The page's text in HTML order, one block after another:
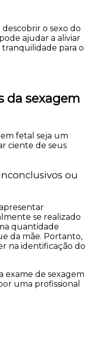
descobrir o sexo do
ajudar a aliviar
tranquilidade para o
da sexagem
fetal seja um
ciente de seus
ou
se realizado
quantidade
da mãe. Portanto,
na identificação do
exame de sexagem
uma profissional